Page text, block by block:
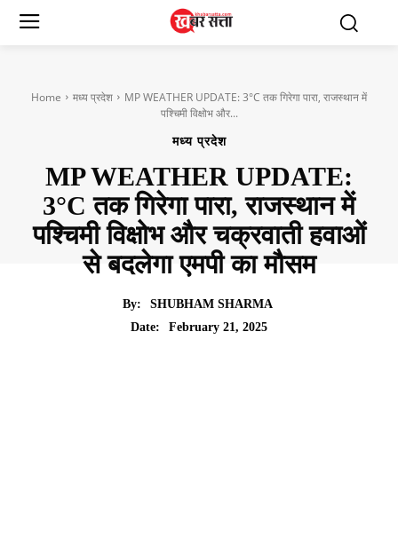
Home मध्य प्रदेश
MP WEATHER UPDATE: 3°C तक गिरेगा पारा, राजस्थान में
पश्चिमी विक्षोभ और...
मध्य प्रदेश
MP WEATHER UPDATE:
3°C तक गिरेगा पारा, राजस्थान में
पश्चिमी विक्षोभ और चक्रवाती हवाओं
से बदलेगा एमपी का मौसम
By:
SHUBHAM SHARMA
Date:
February 21, 2025